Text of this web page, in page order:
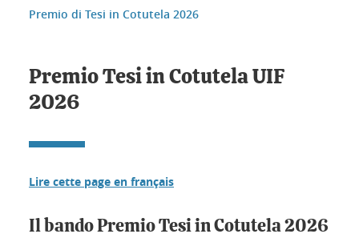
Premio di Tesi in Cotutela 2026
Premio Tesi in Cotutela UIF
2026
Lire cette page en français
Il bando Premio Tesi in Cotutela 2026